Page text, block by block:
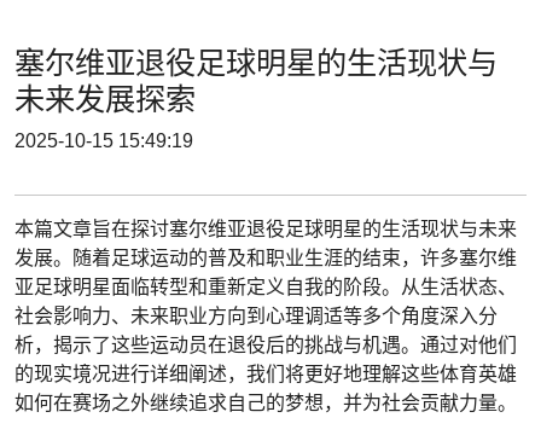
塞尔维亚退役足球明星的生活现状与
未来发展探索
2025-10-15 15:49:19
本篇文章旨在探讨塞尔维亚退役足球明星的生活现状与未来
发展。随着足球运动的普及和职业生涯的结束，许多塞尔维
亚足球明星面临转型和重新定义自我的阶段。从生活状态、
社会影响力、未来职业方向到心理调适等多个角度深入分
析，揭示了这些运动员在退役后的挑战与机遇。通过对他们
的现实境况进行详细阐述，我们将更好地理解这些体育英雄
如何在赛场之外继续追求自己的梦想，并为社会贡献力量。